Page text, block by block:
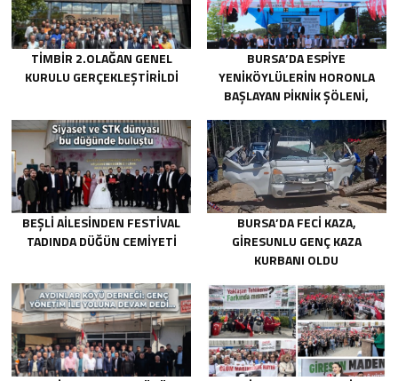
TİMBİR 2.OLAĞAN GENEL
KURULU GERÇEKLEŞTIRILDI
BURSA’DA ESPIYE
YENIKÖYLÜLERIN HORONLA
BAŞLAYAN PIKNIK ŞÖLENI,
TAÇLANDI
BEŞLI AILESINDEN FESTIVAL
TADINDA DÜĞÜN CEMIYETI
BURSA’DA FECI KAZA,
GIRESUNLU GENÇ KAZA
KURBANI OLDU